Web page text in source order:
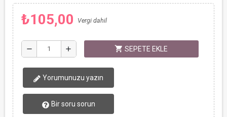
₺105,00 Vergi dahil
remove add shopping_cart SEPETE EKLE
Yorumunuzu yazın
Bir soru sorun